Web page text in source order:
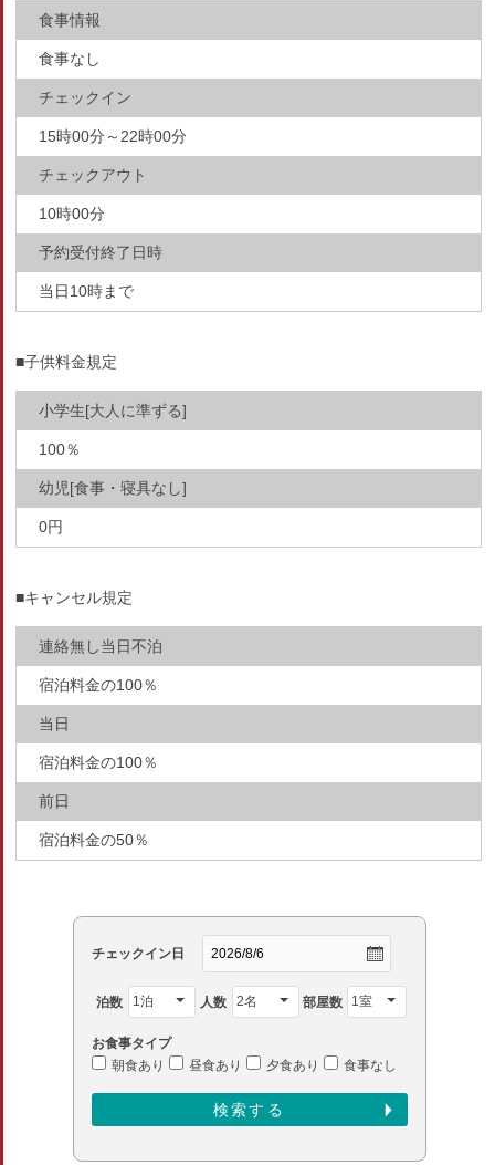
食事情報
食事なし
チェックイン
15時00分～22時00分
チェックアウト
10時00分
予約受付終了日時
当日10時まで
■子供料金規定
小学生[大人に準ずる]
100％
幼児[食事・寝具なし]
0円
■キャンセル規定
連絡無し当日不泊
宿泊料金の100％
当日
宿泊料金の100％
前日
宿泊料金の50％
チェックイン日
泊数 人数 部屋数
お食事タイプ
朝食あり
昼食あり 夕食あり 食事なし